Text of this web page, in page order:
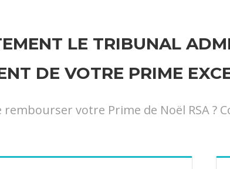
LE TRIBUNAL
DE VOTRE PRIME
rembourser votre Prime de Noël RSA ?